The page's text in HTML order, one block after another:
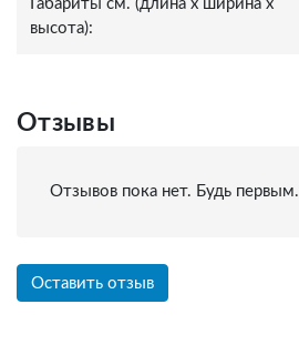
Габариты см. (длина x ширина x
высота):
Отзывы
Отзывов пока нет. Будь первым.
Оставить отзыв